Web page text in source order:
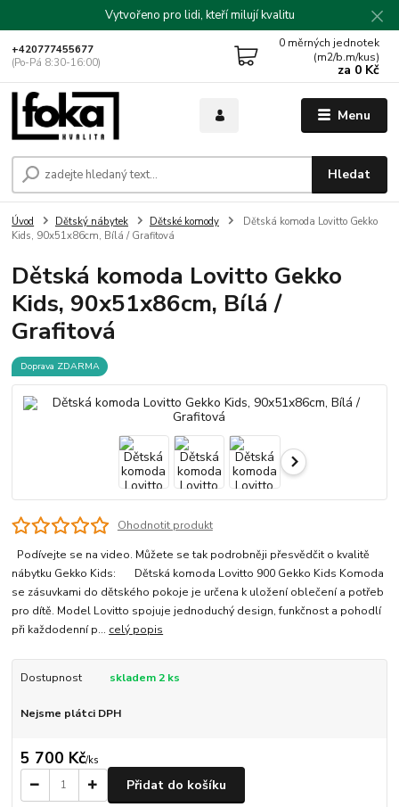
Vytvořeno pro lidi, kteří milují kvalitu
Menu
Hledat
+420777455677
(Po-Pá 8:30-16:00)
0 měrných jednotek
(m2/b.m/kus)
za 0 Kč
Úvod Dětský nábytek Dětské komody
Dětská komoda Lovitto Gekko
Kids, 90x51x86cm, Bílá / Grafitová
Dětská komoda Lovitto Gekko
Kids, 90x51x86cm, Bílá /
Grafitová
Doprava ZDARMA
Ohodnotit produkt
Podívejte se na video. Můžete se tak podrobněji přesvědčit o kvalitě
nábytku Gekko Kids: Dětská komoda Lovitto 900 Gekko Kids Komoda
se zásuvkami do dětského pokoje je určena k uložení oblečení a potřeb
pro dítě. Model Lovitto spojuje jednoduchý design, funkčnost a pohodlí
při každodenní p... celý popis
Dostupnost skladem 2 ks
Nejsme plátci DPH
5 700 Kč/ks
Přidat do košíku